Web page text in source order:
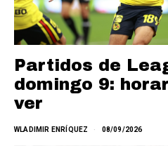
Partidos de
domingo 9:
ver
WLADIMIR ENRÍQUEZ 08/09/2026